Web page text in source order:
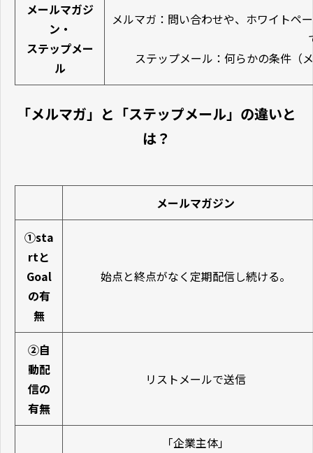
メールマガジ
ン・
ステップメー
ル
メルマガ：問い合わせや、ホワイトペ
ステップメール：何らかの条件（
「メルマガ」と「ステップメール」の違いと
は？
メールマガジン
①sta
rtと
Goal
の有
無
始点と終点がなく定期配信し続ける。
②自
動配
信の
有無
リストメールで送信
「企業主体」